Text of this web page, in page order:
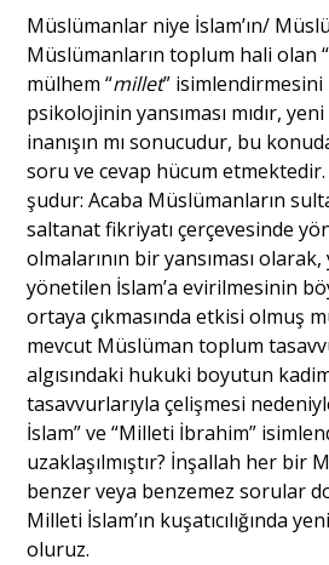
Müslümanlar niye İslam’ın/
Müslümanların toplum hali olan “
mülhem “millet”
psikolojinin yansıması mıdır,
inanışın mı sonucudur, bu
soru ve cevap hücum
şudur: Acaba Müslümanların
saltanat fikriyatı çerçevesinde
olmalarının bir yansıması olarak,
yönetilen İslam’a evirilmesinin
ortaya çıkmasında etkisi olmuş
mevcut Müslüman toplum
algısındaki hukuki boyutun
tasavvurlarıyla çelişmesi
İslam” ve “Milleti İbrahim”
uzaklaşılmıştır? İnşallah her bir
benzer veya benzemez sorular
Milleti İslam’ın kuşatıcılığında
oluruz.